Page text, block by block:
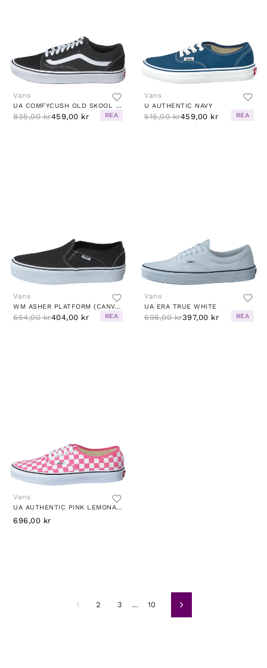
Vans
UA COMFYCUSH OLD SKOOL (CLASSIC) BLACK/TRUE WHITE
835,00 kr459,00 kr REA
Vans
U AUTHENTIC NAVY
515,00 kr459,00 kr REA
Vans
WM ASHER PLATFORM (CANVAS) BLACK
654,00 kr404,00 kr REA
Vans
UA ERA TRUE WHITE
696,00 kr397,00 kr REA
Vans
UA AUTHENTIC PINK LEMONADE/TRUE WHITE
696,00 kr
1 2 3 … 10 Næste